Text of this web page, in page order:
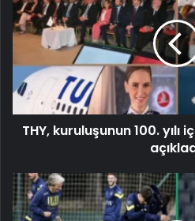
THY, kuruluşunun 100.